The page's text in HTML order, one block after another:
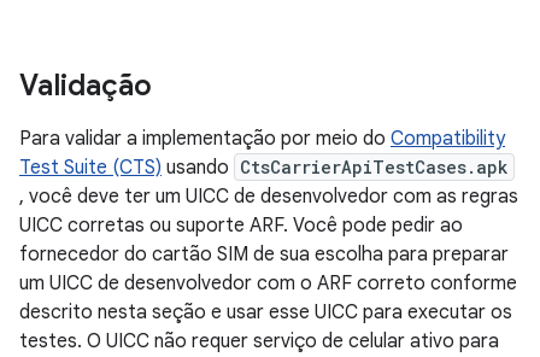
Validação
Para validar a implementação por meio do Compatibility
Test Suite (CTS) usando CtsCarrierApiTestCases.apk
, você deve ter um UICC de desenvolvedor com as regras
UICC corretas ou suporte ARF. Você pode pedir ao
fornecedor do cartão SIM de sua escolha para preparar
um UICC de desenvolvedor com o ARF correto conforme
descrito nesta seção e usar esse UICC para executar os
testes. O UICC não requer serviço de celular ativo para